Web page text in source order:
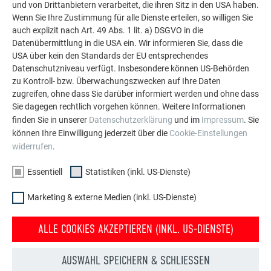
Aluminium eingesetzt werden kann. Entdecken Sie
weitere beeindruckende Projekte mit den langlebigen
PREFA Aluminiumlösungen für Dach, Solar und
Fassade.
MEHR REFERENZEN ANSEHEN
und von Drittanbietern verarbeitet, die ihren Sitz in den USA haben.
Wenn Sie Ihre Zustimmung für alle Dienste erteilen, so willigen Sie
auch explizit nach Art. 49 Abs. 1 lit. a) DSGVO in die
Datenübermittlung in die USA ein. Wir informieren Sie, dass die
USA über kein den Standards der EU entsprechendes
Datenschutzniveau verfügt. Insbesondere können US-Behörden
zu Kontroll- bzw. Überwachungszwecken auf Ihre Daten
zugreifen, ohne dass Sie darüber informiert werden und ohne dass
Sie dagegen rechtlich vorgehen können. Weitere Informationen
finden Sie in unserer Datenschutzerklärung und im Impressum. Sie
können Ihre Einwilligung jederzeit über die Cookie-Einstellungen
widerrufen.
Essentiell Statistiken (inkl. US-Dienste)
Marketing & externe Medien (inkl. US-Dienste)
ALLE COOKIES AKZEPTIEREN (INKL. US-DIENSTE)
AUSWAHL SPEICHERN & SCHLIESSEN